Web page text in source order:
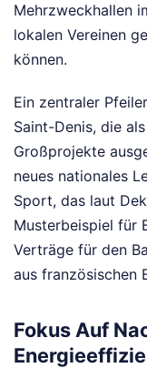
Mehrzweckhallen
lokalen Vereinen
können.
Ein zentraler
Saint-Denis, die
Großprojekte
neues nationales
Sport, das laut
Musterbeispiel für
Verträge für den
aus französischen
Fokus Auf